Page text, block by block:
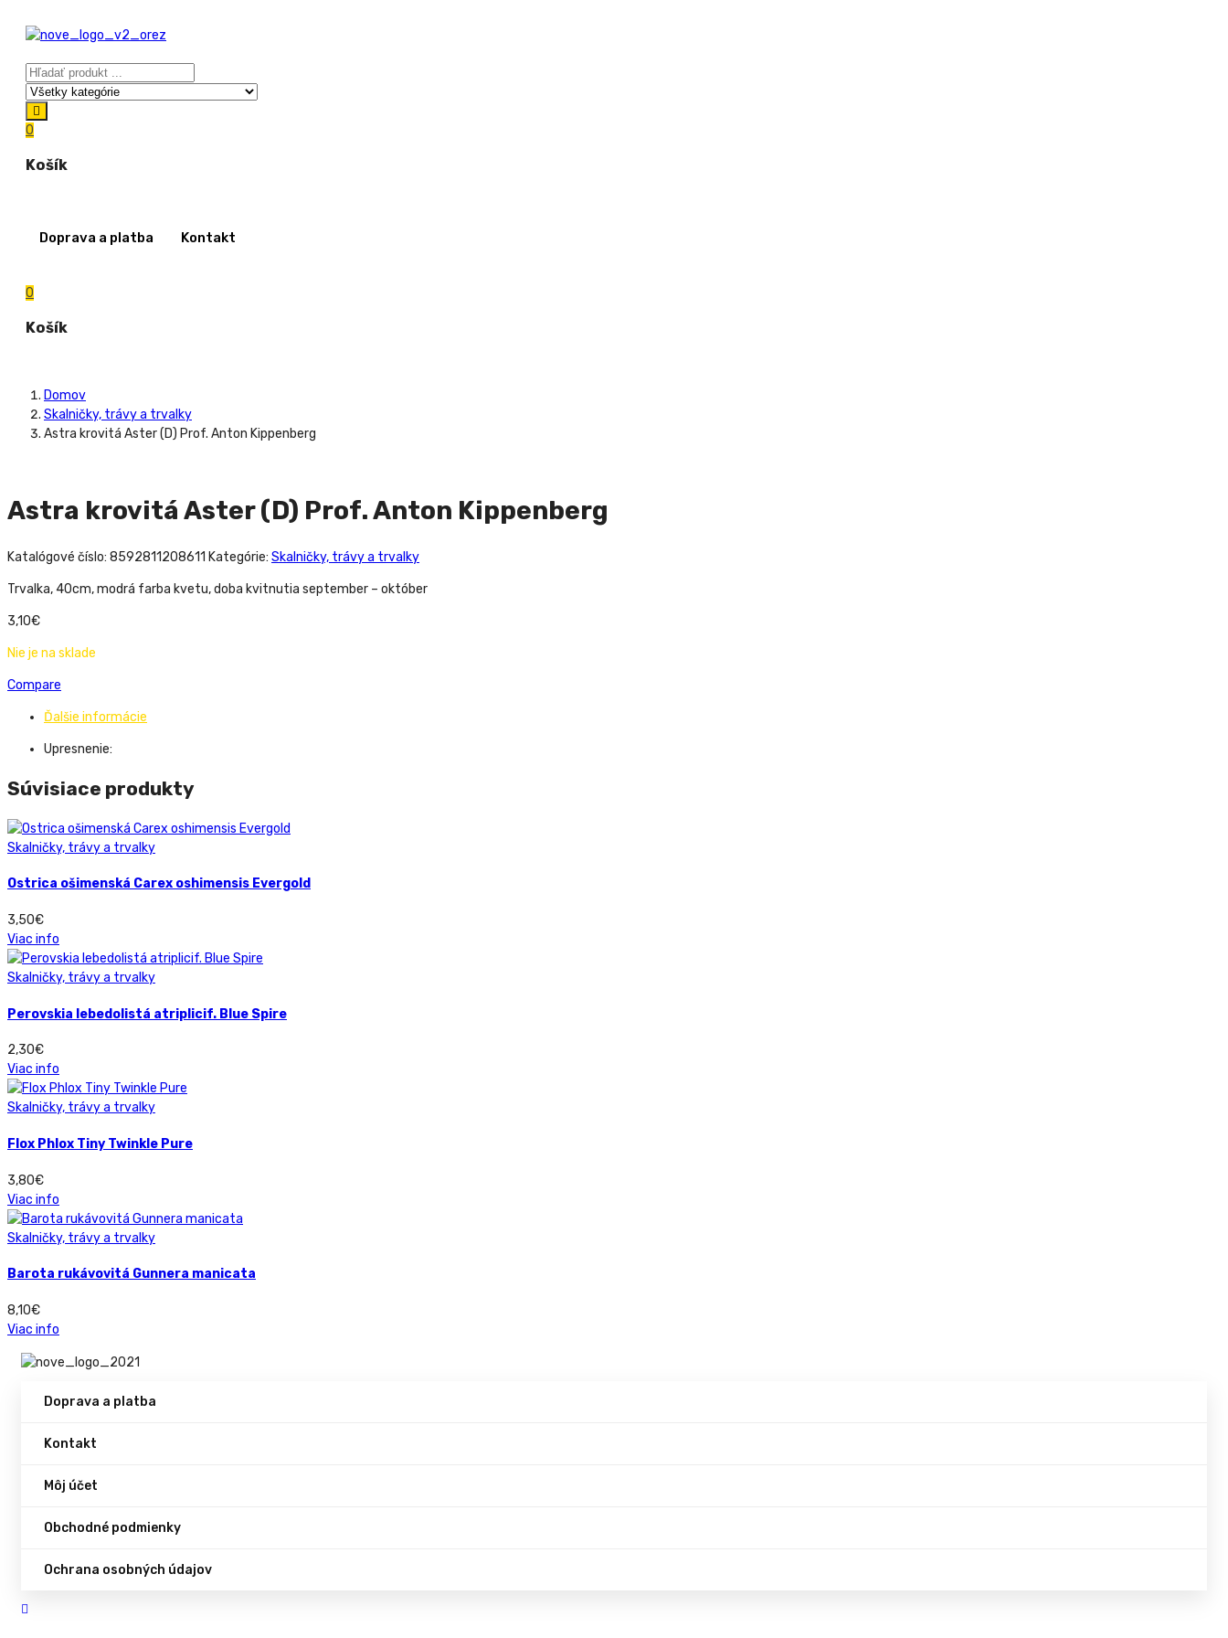
0
Košík
Doprava a platba Kontakt
0
Košík
Domov
Skalničky, trávy a trvalky
Astra krovitá Aster (D) Prof. Anton Kippenberg
Astra krovitá Aster (D) Prof. Anton Kippenberg
Katalógové číslo: 8592811208611 Kategórie: Skalničky, trávy a trvalky
Trvalka, 40cm, modrá farba kvetu, doba kvitnutia september – október
3,10€
Nie je na sklade
Compare
Ďalšie informácie
Upresnenie:
Súvisiace produkty
Skalničky, trávy a trvalky
Ostrica ošimenská Carex oshimensis Evergold
3,50€
Viac info
Skalničky, trávy a trvalky
Perovskia lebedolistá atriplicif. Blue Spire
2,30€
Viac info
Skalničky, trávy a trvalky
Flox Phlox Tiny Twinkle Pure
3,80€
Viac info
Skalničky, trávy a trvalky
Barota rukávovitá Gunnera manicata
8,10€
Viac info
Doprava a platba
Kontakt
Môj účet
Obchodné podmienky
Ochrana osobných údajov